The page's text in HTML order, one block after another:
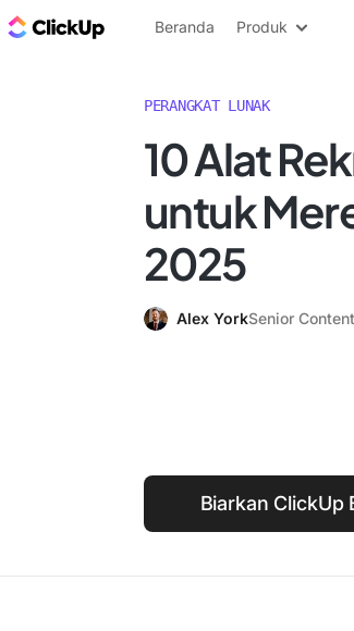
Blog ClickUp
Beranda Produk
PERANGKAT LUNAK
10 Alat
untuk
2025
Alex YorkSenior
Biarkan ClickUp